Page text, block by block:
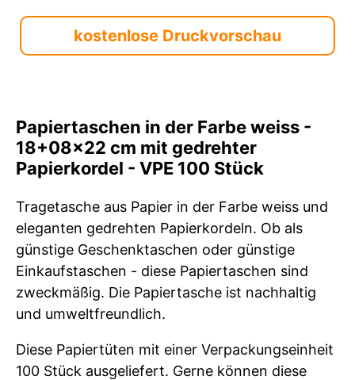
kostenlose Druckvorschau
Papiertaschen in der Farbe weiss -
18+08x22 cm mit gedrehter
Papierkordel - VPE 100 Stück
Tragetasche aus Papier in der Farbe weiss und
eleganten gedrehten Papierkordeln. Ob als
günstige Geschenktaschen oder günstige
Einkaufstaschen - diese Papiertaschen sind
zweckmäßig. Die Papiertasche ist nachhaltig
und umweltfreundlich.
Diese Papiertüten mit einer Verpackungseinheit
100 Stück ausgeliefert. Gerne können diese